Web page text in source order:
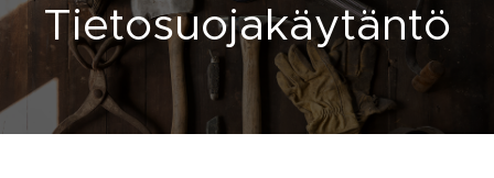
Tietosuojakäytäntö